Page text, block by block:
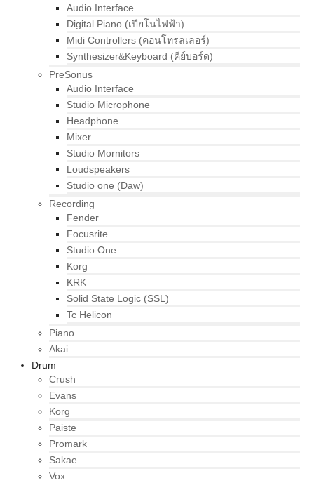
Audio Interface
Digital Piano (เปียโนไฟฟ้า)
Midi Controllers (คอนโทรลเลอร์)
Synthesizer&Keyboard (คีย์บอร์ด)
PreSonus
Audio Interface
Studio Microphone
Headphone
Mixer
Studio Mornitors
Loudspeakers
Studio one (Daw)
Recording
Fender
Focusrite
Studio One
Korg
KRK
Solid State Logic (SSL)
Tc Helicon
Piano
Akai
Drum
Crush
Evans
Korg
Paiste
Promark
Sakae
Vox